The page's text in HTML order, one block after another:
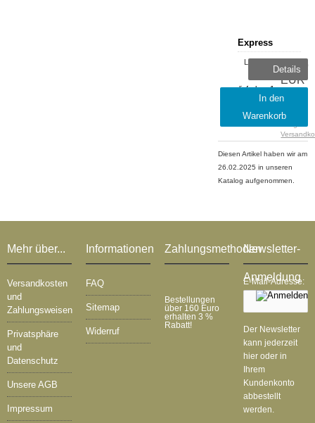
Express
Lieferzeit:
sofort
lieferbar, 1-
2 Tage
14,99
EUR
MwSt.
Details
In den
Warenkorb
Diesen Artikel haben wir am
26.02.2025 in unseren
Katalog aufgenommen.
Mehr über...
Versandkosten
und
Zahlungsweisen
Privatsphäre
und
Datenschutz
Unsere AGB
Impressum
Informationen
FAQ
Sitemap
Widerruf
Zahlungsmethoden
Bestellungen
über 160 Euro
erhalten 3 %
Rabatt!
Newsletter-
Anmeldung
E-Mail-Adresse:
Der Newsletter
kann jederzeit
hier oder in
Ihrem
Kundenkonto
abbestellt
werden.